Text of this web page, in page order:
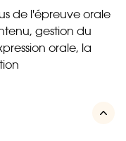
de l'épreuve orale
gestion du
orale, la